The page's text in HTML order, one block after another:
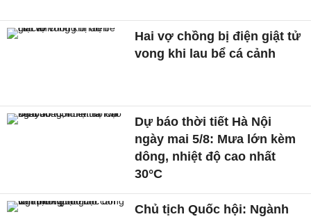
Hai vợ chồng bị điện giật tử
vong khi lau bể cá cảnh
Dự báo thời tiết Hà Nội
ngày mai 5/8: Mưa lớn kèm
dông, nhiệt độ cao nhất
30°C
Chủ tịch Quốc hội: Ngành